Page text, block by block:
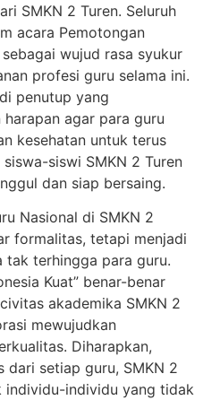
SMKN 2 Turen. Seluruh
acara Pemotongan
wujud rasa syukur
profesi guru selama ini.
penutup yang
agar para guru
kesehatan untuk terus
siswi SMKN 2 Turen
dan siap bersaing.
Nasional di SMKN 2
formalitas, tetapi menjadi
terhingga para guru.
Kuat” benar-benar
akademika SMKN 2
mewujudkan
Diharapkan,
dari setiap guru, SMKN 2
individu-individu yang tidak